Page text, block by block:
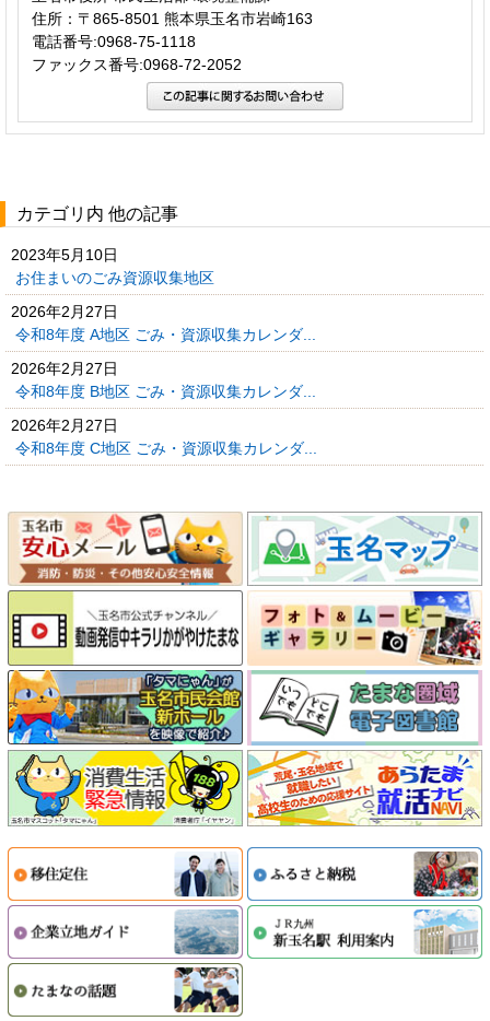
住所：〒865-8501 熊本県玉名市岩崎163
電話番号:0968-75-1118
ファックス番号:0968-72-2052
カテゴリ内 他の記事
2023年5月10日
お住まいのごみ資源収集地区
2026年2月27日
令和8年度 A地区 ごみ・資源収集カレンダ...
2026年2月27日
令和8年度 B地区 ごみ・資源収集カレンダ...
2026年2月27日
令和8年度 C地区 ごみ・資源収集カレンダ...